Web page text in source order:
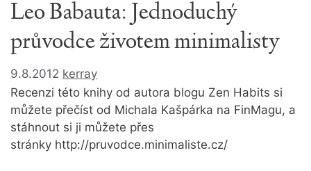
Leo Babauta: Jednoduchý
průvodce životem minimalisty
9.8.2012 kerray
Recenzi této knihy od autora blogu Zen Habits si
můžete přečíst od Michala Kašpárka na FinMagu, a
stáhnout si ji můžete přes
stránky http://pruvodce.minimaliste.cz/